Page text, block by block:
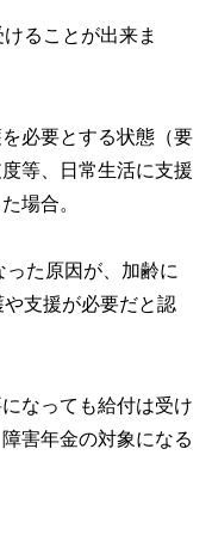
ることが出来ま
必要とする状態（要
等、日常生活に支援
場合。
た原因が、加齢に
支援が必要だと認
なっても給付は受け
害年金の対象になる